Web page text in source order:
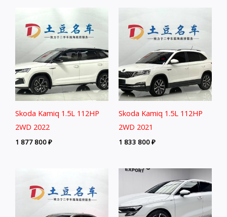
Skoda Kamiq 1.5L 112HP
2WD 2022
1 877 800₽
Skoda Kamiq 1.5L 112HP
2WD 2021
1 833 800₽